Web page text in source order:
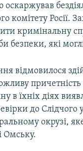
комітету Росії.
кримінальну
безпеки, які
відмовилося
в їхніх діях
до
окрузі,
Омську.